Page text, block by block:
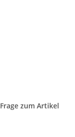
Frage zum Artikel